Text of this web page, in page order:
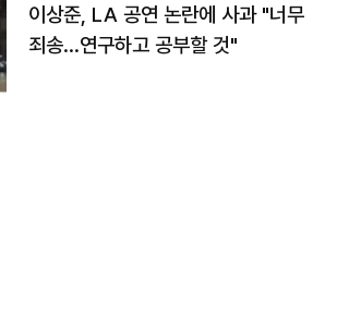
이상준, LA 공연 논란에 사과 "너무
죄송…연구하고 공부할 것"